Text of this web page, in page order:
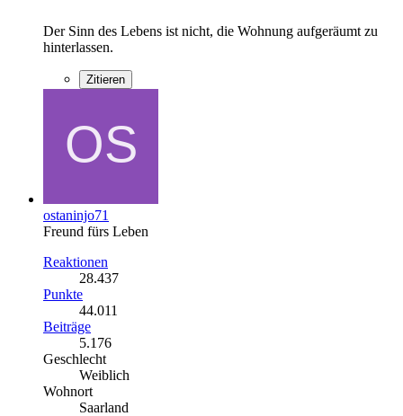
Der Sinn des Lebens ist nicht, die Wohnung aufgeräumt zu
hinterlassen.
Zitieren
ostaninjo71
Freund fürs Leben
Reaktionen
28.437
Punkte
44.011
Beiträge
5.176
Geschlecht
Weiblich
Wohnort
Saarland